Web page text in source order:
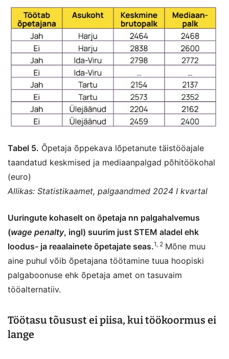
Tabel 5. Õpetaja õppekava lõpetanute täistööajale
taandatud keskmised ja mediaanpalgad põhitöökohal
(euro)
Allikas: Statistikaamet, palgaandmed 2024 I kvartal
Uuringute kohaselt on õpetaja nn palgahalvemus
(wage penalty, ingl) suurim just STEM aladel ehk
loodus- ja reaalainete õpetajate seas.1, 2 Mõne muu
aine puhul võib õpetajana töötamine tuua hoopiski
palgaboonuse ehk õpetaja amet on tasuvaim
tööalternatiiv.
Töötasu tõusust ei piisa, kui töökoormus ei
lange